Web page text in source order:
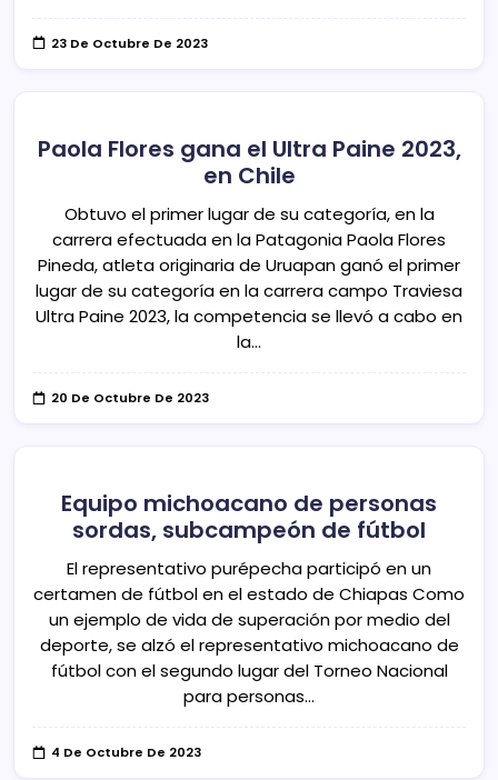
23 De Octubre De 2023
Paola Flores gana el Ultra Paine 2023,
en Chile
Obtuvo el primer lugar de su categoría, en la
carrera efectuada en la Patagonia Paola Flores
Pineda, atleta originaria de Uruapan ganó el primer
lugar de su categoría en la carrera campo Traviesa
Ultra Paine 2023, la competencia se llevó a cabo en
la…
20 De Octubre De 2023
Equipo michoacano de personas
sordas, subcampeón de fútbol
El representativo purépecha participó en un
certamen de fútbol en el estado de Chiapas Como
un ejemplo de vida de superación por medio del
deporte, se alzó el representativo michoacano de
fútbol con el segundo lugar del Torneo Nacional
para personas…
4 De Octubre De 2023